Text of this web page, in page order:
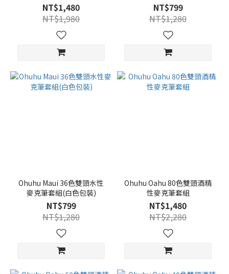
NT$1,480
NT$1,980
NT$799
NT$1,280
Ohuhu Maui 36色雙頭水性
麥克筆套組(白色包裝)
NT$799
NT$1,280
Ohuhu Oahu 80色雙頭酒精
性麥克筆套組
NT$1,480
NT$2,280